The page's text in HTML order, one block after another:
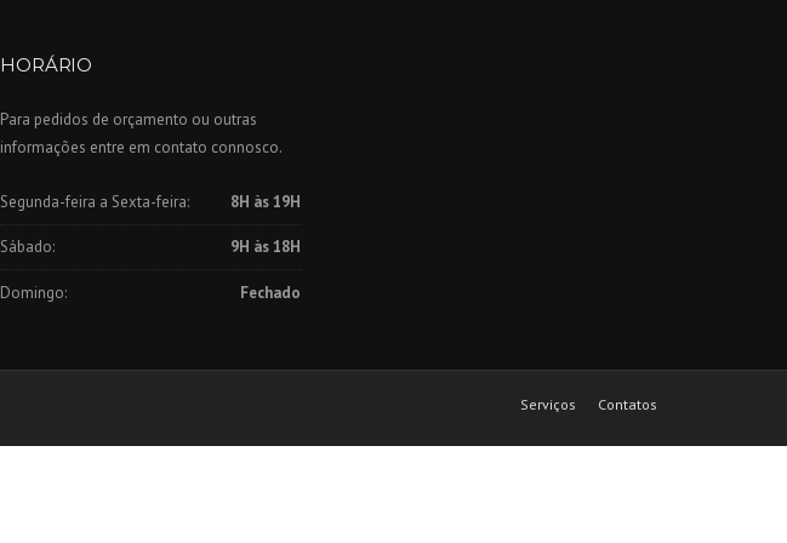
HORÁRIO
Para pedidos de orçamento ou outras
informações entre em contato connosco.
Segunda-feira a Sexta-feira: 8H às 19H
Sábado: 9H às 18H
Domingo: Fechado
Serviços Contatos